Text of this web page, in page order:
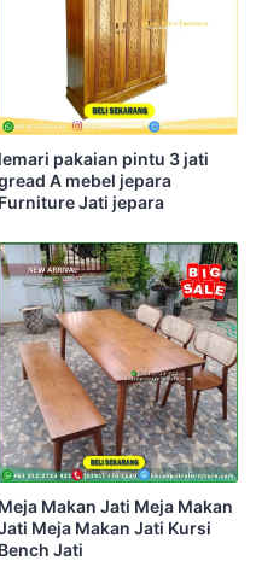
lemari pakaian pintu 3 jati
A mebel jepara
Furniture Jati jepara
Meja Makan Jati Meja Makan
Meja Makan Jati Kursi
Bench Jati